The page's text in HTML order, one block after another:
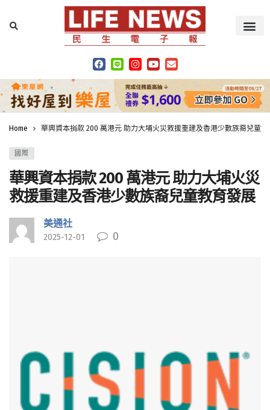
Home 華興資本捐款 200 萬港元 助力大埔火災救援重建及香港少數族裔兒童教
國際
華興資本捐款 200 萬港元 助力大埔火災
救援重建及香港少數族裔兒童教育發展
美通社
2025-12-01 0